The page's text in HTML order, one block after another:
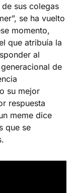
sus colegas
se ha vuelto
momento,
que atribuía la
al
de
su mejor
respuesta
meme dice
que se